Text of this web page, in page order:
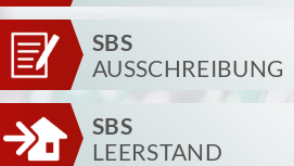
SBS
AUSSCHREIBUNG
SBS
LEERSTAND